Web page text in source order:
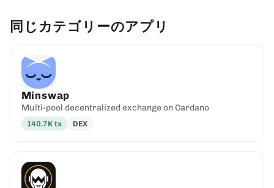
同じカテゴリーのアプリ
Minswap
Multi-pool decentralized exchange on Cardano
140.7K tx DEX